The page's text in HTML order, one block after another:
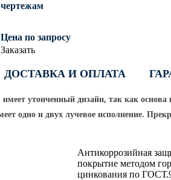
чертежам
Цена по запросу
Заказать
ДОСТАВКА И ОПЛАТА
утонченный дизайн, так как основа
одно и двух лучевое исполнение.
Антикоррозийная
покрытие методом
цинкования по